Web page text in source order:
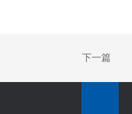
下一篇